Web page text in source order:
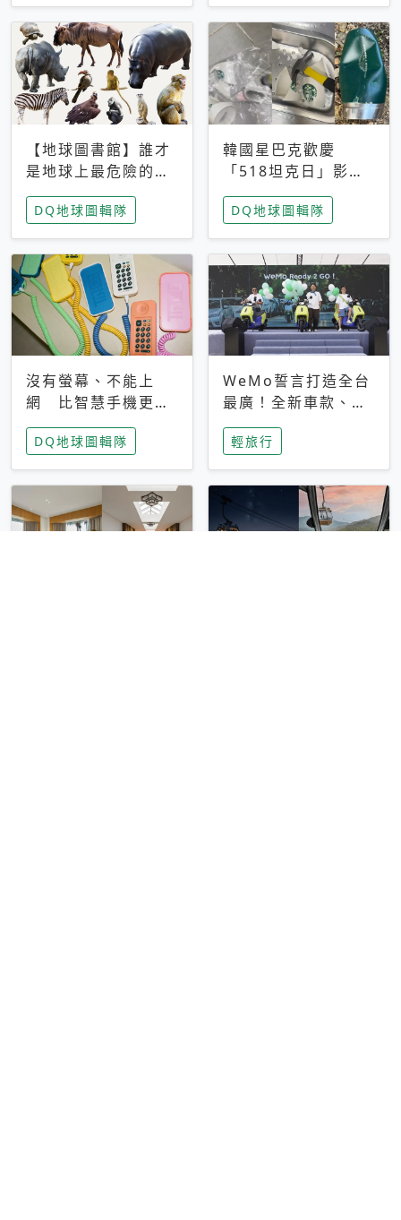
【地球圖書館】誰才
是地球上最危險的動
物？人類喜好決定哪
些動物「揹黑鍋」
DQ地球圖輯隊
韓國星巴克歡慶
「518坦克日」影射
光州民主化運動 民
眾：別在歷史傷口上
做生意
DQ地球圖輯隊
沒有螢幕、不能上
網 比智慧手機更讓
家長安心，美國孩童
瘋迷復古「有線電
話」
DQ地球圖輯隊
WeMo誓言打造全台
最廣！全新車款、獨
特香氛，共享科技迎
來新世代
輕旅行